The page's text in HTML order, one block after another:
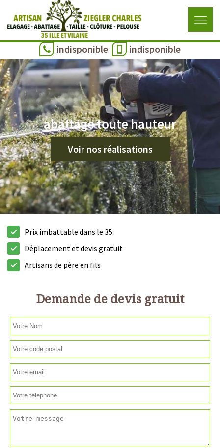
indisponible indisponible
abattage toute hauteur
Voir nos réalisations
Prix imbattable dans le 35
Déplacement et devis gratuit
Artisans de père en fils
Demande de devis gratuit